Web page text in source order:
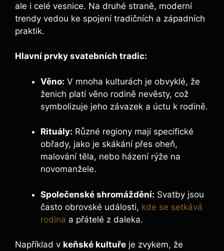
ale i celé vesnice. Na druhé straně, moderní
trendy vedou ke spojení tradičních a západních
praktik.
Hlavní prvky svatebních tradic:
Věno: V mnoha kulturách je obvyklé, že
ženich platí věno rodině nevěsty, což
symbolizuje jeho závazek a úctu k rodině.
Rituály: Různé regiony mají specifické
obřady, jako je skákání přes oheň,
malování těla, nebo házení rýže na
novomanžele.
Společenské shromáždění: Svatby jsou
často obrovské události, kde se setkává
rodina a přátelé z daleka.
Například v keňské kultuře je zvykem, že